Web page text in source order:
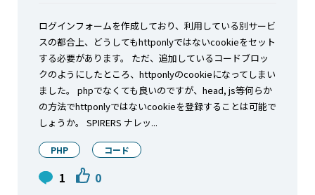
ログインフォームを作成しており、利用している別サービ
スの都合上、どうしてもhttponlyではないcookieをセット
する必要があります。 ただ、追加しているコードブロッ
クのようにしたところ、httponlyのcookieになってしまい
ました。 phpでなくても良いのですが、head, js等何らか
の方法でhttponlyではないcookieを登録することは可能で
しょうか。 SPIRERS ナレッ...
PHP コード
1 0